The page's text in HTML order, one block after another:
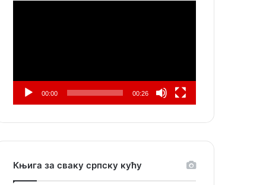
00:00 00:26
Књига за сваку српску кућу